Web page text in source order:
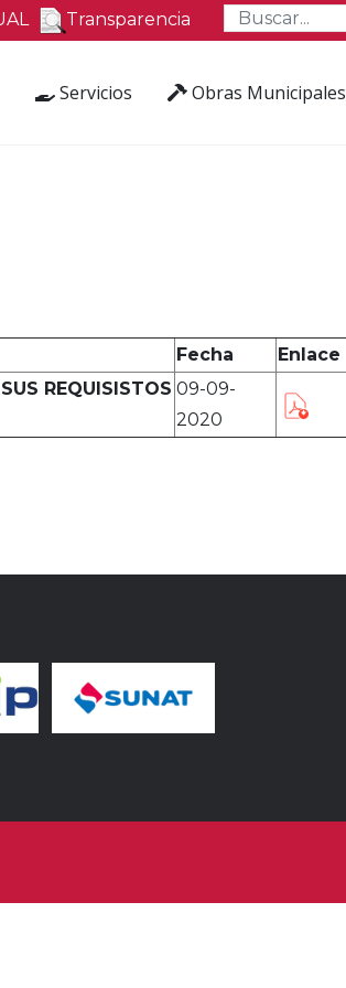
Transparencia
Servicios Obras Municipales
Fecha
Enlace
REQUISISTOS 09-09-
2020